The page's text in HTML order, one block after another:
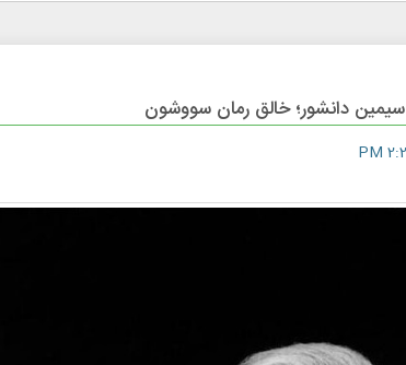
سیمین دانشور؛ خالق رمان سووشون